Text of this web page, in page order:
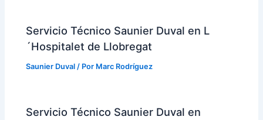
Servicio Técnico Saunier Duval en L
´Hospitalet de Llobregat
Saunier Duval / Por Marc Rodríguez
Servicio Técnico Saunier Duval en